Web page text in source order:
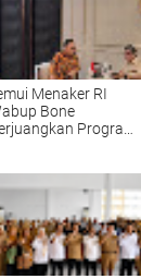
Menaker RI
Bone
Program